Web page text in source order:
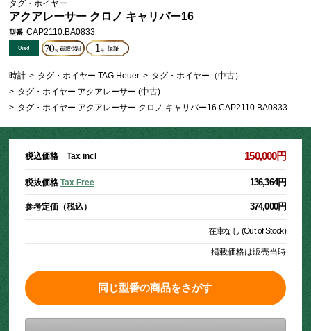
タグ・ホイヤー
アクアレーサー クロノ キャリバー16
型番 CAP2110.BA0833
時計 > タグ・ホイヤー TAG Heuer > タグ・ホイヤー（中古）
> タグ・ホイヤー アクアレーサー (中古)
> タグ・ホイヤー アクアレーサー クロノ キャリバー16 CAP2110.BA0833
税込価格 Tax incl 150,000円
税抜価格 Tax Free 136,364円
参考定価（税込） 374,000円
在庫なし (Out of Stock)
掲載価格は販売当時
同じ型番の商品をさがす